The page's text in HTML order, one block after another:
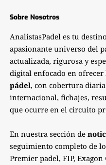
Sobre Nosotros
AnalistasPadel es tu
apasionante universo del
actualizada, rigurosa y
digital enfocado en ofrecer
pádel, con cobertura
internacional, fichajes,
que ocurre en el circuito
En nuestra sección de
seguimiento completo de
Premier padel, FIP, Exagon